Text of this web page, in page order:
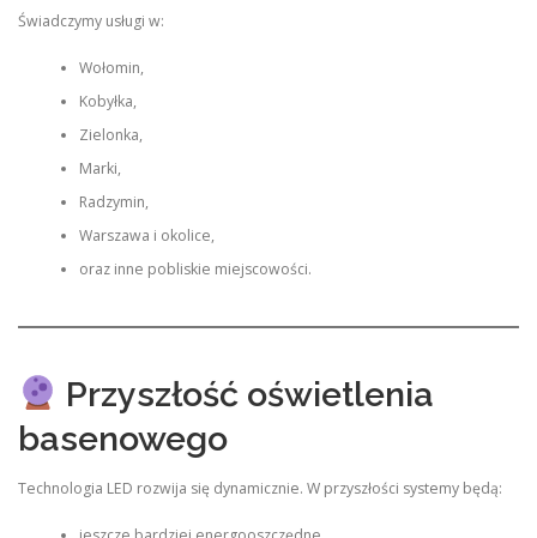
Świadczymy usługi w:
Wołomin,
Kobyłka,
Zielonka,
Marki,
Radzymin,
Warszawa i okolice,
oraz inne pobliskie miejscowości.
Przyszłość oświetlenia
basenowego
Technologia LED rozwija się dynamicznie. W przyszłości systemy będą: